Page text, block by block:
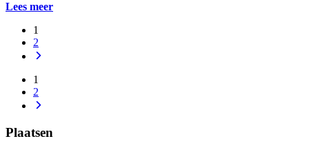
Lees meer
1
2
1
2
Plaatsen